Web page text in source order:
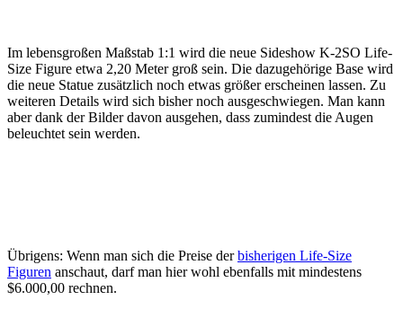
Im lebensgroßen Maßstab 1:1 wird die neue Sideshow K-2SO Life-
Size Figure etwa 2,20 Meter groß sein. Die dazugehörige Base wird
die neue Statue zusätzlich noch etwas größer erscheinen lassen. Zu
weiteren Details wird sich bisher noch ausgeschwiegen. Man kann
aber dank der Bilder davon ausgehen, dass zumindest die Augen
beleuchtet sein werden.
Übrigens: Wenn man sich die Preise derbisherigen Life-Size
Figuren anschaut, darf man hier wohl ebenfalls mit mindestens
$6.000,00 rechnen.